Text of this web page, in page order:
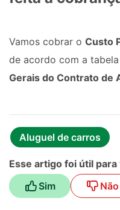
Vamos cobrar o Custo
de acordo com a
Gerais do Contrato de
Esse artigo foi útil para
Sim
Não
Aluguel de carros